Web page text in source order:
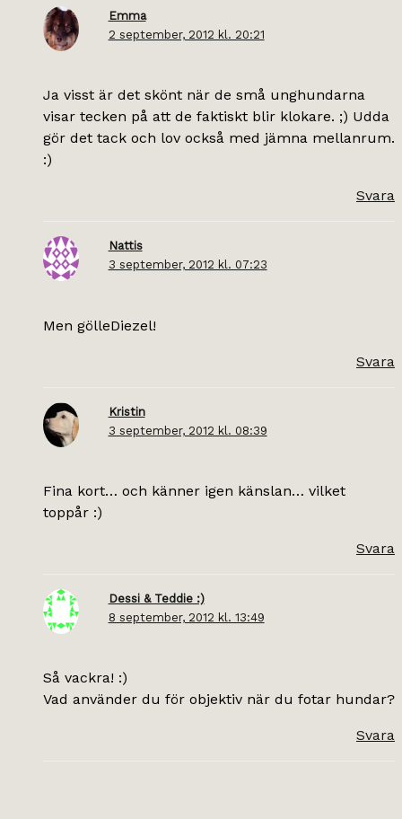
Emma
2 september, 2012 kl. 20:21
Ja visst är det skönt när de små unghundarna
visar tecken på att de faktiskt blir klokare. ;) Udda
gör det tack och lov också med jämna mellanrum.
:)
Svara
Nattis
3 september, 2012 kl. 07:23
Men gölleDiezel!
Svara
Kristin
3 september, 2012 kl. 08:39
Fina kort… och känner igen känslan… vilket
toppår :)
Svara
Dessi & Teddie :)
8 september, 2012 kl. 13:49
Så vackra! :)
Vad använder du för objektiv när du fotar hundar?
Svara